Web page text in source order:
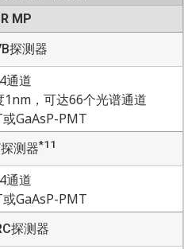
MP
探测器
通道
，可达66个光谱通道
GaAsP-PMT
测器*11
通道
GaAsP-PMT
探测器